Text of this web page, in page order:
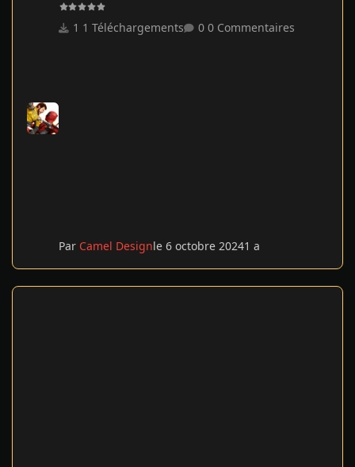
1 Téléchargements 0 Commentaires
Par Camel Designle 6 octobre 20241 a